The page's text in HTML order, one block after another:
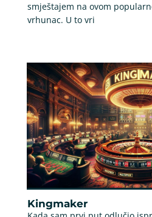
smještajem na ovom
vrhunac. U to vri
Kingmaker